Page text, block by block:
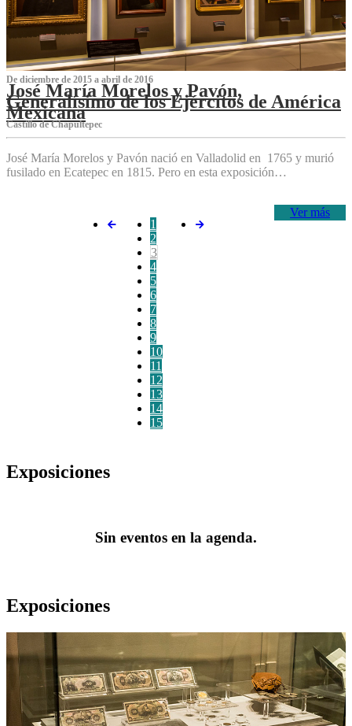
De diciembre de 2015 a abril de 2016
José María Morelos y Pavón,
Generalísimo de los Ejércitos de América
Mexicana
C‌astillo de Chapultepec
José María Morelos y Pavón nació en Valladolid en 1765 y murió
fusilado en Ecatepec en 1815. Pero en esta exposición…
Ver más
1
2
3
4
5
6
7
8
9
10
11
12
13
14
15
Exposiciones
Sin eventos en la agenda.
Exposiciones